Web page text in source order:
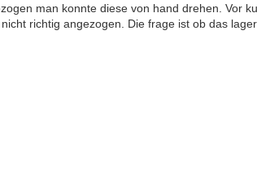
man konnte diese von hand drehen. Vor
richtig angezogen. Die frage ist ob das